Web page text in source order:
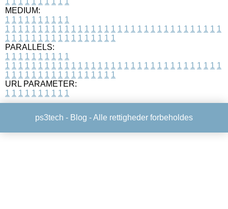
MEDIUM:
1 1 1 1 1 1 1 1 1 1
1 1 1 1 1 1 1 1 1 1 1 1 1 1 1 1 1 1 1 1 1 1 1 1 1 1 1 1 1 1 1 1 1
1 1 1 1 1 1 1 1 1 1 1 1 1 1 1 1 1
PARALLELS:
1 1 1 1 1 1 1 1 1 1
1 1 1 1 1 1 1 1 1 1 1 1 1 1 1 1 1 1 1 1 1 1 1 1 1 1 1 1 1 1 1 1 1
1 1 1 1 1 1 1 1 1 1 1 1 1 1 1 1 1
URL PARAMETER:
1 1 1 1 1 1 1 1 1 1
ps3tech - Blog - Alle rettigheder forbeholdes